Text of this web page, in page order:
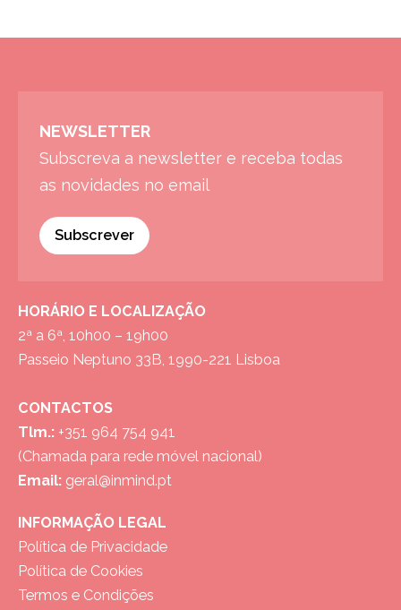
NEWSLETTER
Subscreva a newsletter e receba todas
as novidades no email
Subscrever
HORÁRIO E LOCALIZAÇÃO
2ª a 6ª, 10h00 – 19h00
Passeio Neptuno 33B, 1990-221 Lisboa
CONTACTOS
Tlm.: +351 964 754 941
(Chamada para rede móvel nacional)
Email: geral@inmind.pt
INFORMAÇÃO LEGAL
Política de Privacidade
Política de Cookies
Termos e Condições